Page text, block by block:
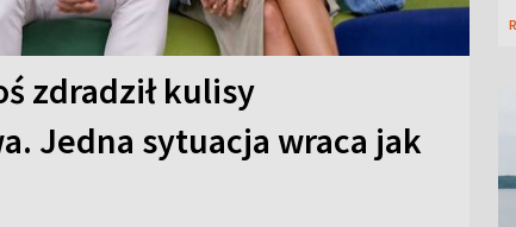
zdradził kulisy
Jedna sytuacja wraca jak